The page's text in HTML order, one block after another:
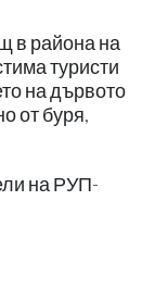
в района на
туристи
на дървото
от буря,
на РУП-